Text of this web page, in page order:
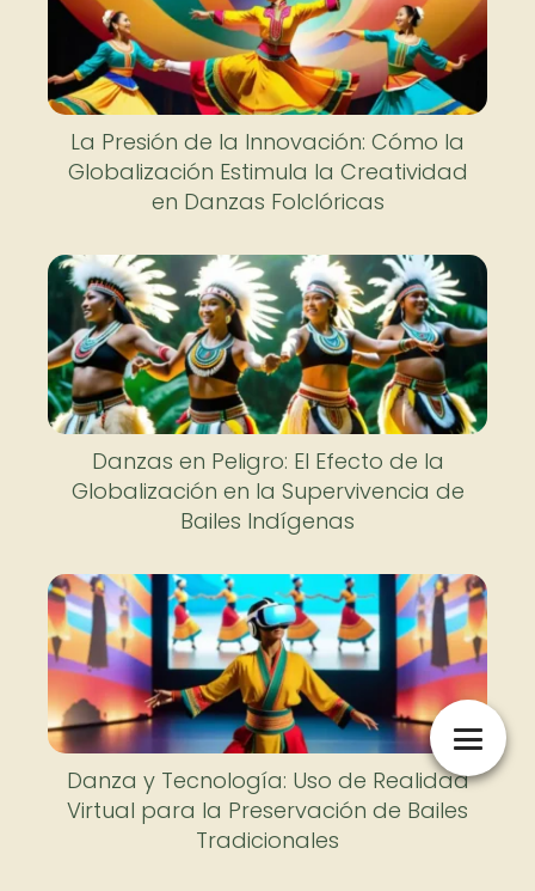
La Presión de la Innovación: Cómo la
Globalización Estimula la Creatividad
en Danzas Folclóricas
Danzas en Peligro: El Efecto de la
Globalización en la Supervivencia de
Bailes Indígenas
Danza y Tecnología: Uso de Realidad
Virtual para la Preservación de Bailes
Tradicionales